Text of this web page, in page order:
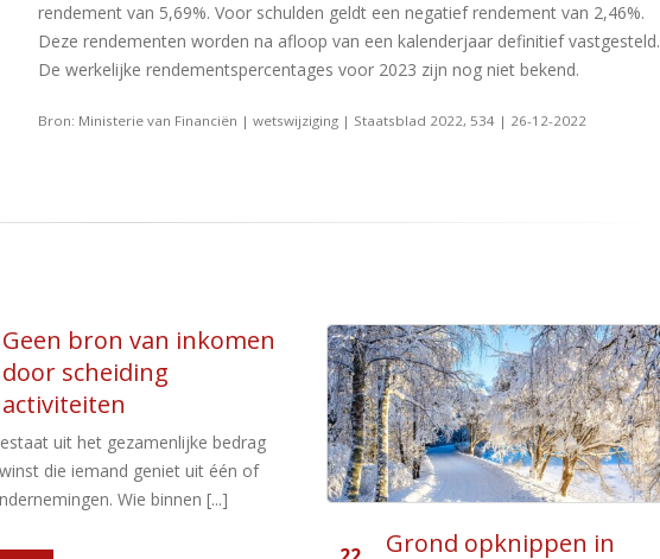
rendement van 5,69%. Voor schulden geldt een negatief rendement van 2,46%.
Deze rendementen worden na afloop van een kalenderjaar definitief vastgesteld.
De werkelijke rendementspercentages voor 2023 zijn nog niet bekend.
Bron: Ministerie van Financiën | wetswijziging | Staatsblad 2022, 534 | 26-12-2022
Grond opknippen in
Overtollige liquiditeiten